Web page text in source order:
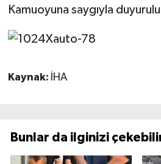
Kamuoyuna saygıyla
Kaynak: İHA
Bunlar da ilginizi